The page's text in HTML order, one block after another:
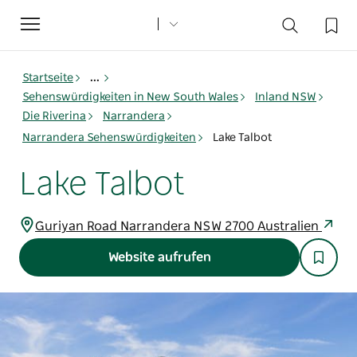
Toggle
navigation
Startseite
...
Sehenswürdigkeiten in New South Wales
Inland NSW
Die Riverina
Narrandera
Narrandera Sehenswürdigkeiten
Lake Talbot
Lake Talbot
Guriyan Road Narrandera NSW 2700 Australien
Website aufrufen